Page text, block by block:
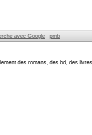
avec Google pmb
des romans, des bd, des